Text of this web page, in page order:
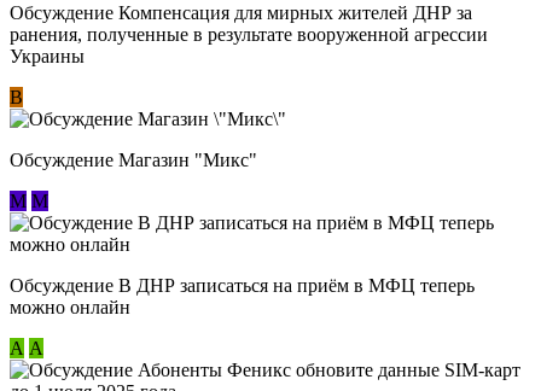
Обсуждение Компенсация для мирных жителей ДНР за
ранения, полученные в результате вооруженной агрессии
Украины
В
Обсуждение Магазин "Микс"
М М
Обсуждение В ДНР записаться на приём в МФЦ теперь
можно онлайн
А А